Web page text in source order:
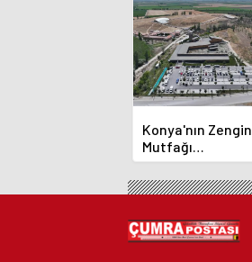
Konya'nın Zengin
Mutfağı
GastroFest'te
Tanıtılacak